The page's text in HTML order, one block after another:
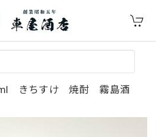
きちすけ 焼酎 霧島酒